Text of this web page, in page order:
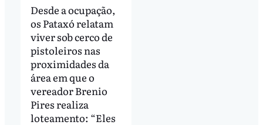
Desde a ocupação,
os Pataxó relatam
viver sob cerco de
pistoleiros nas
proximidades da
área em que o
vereador Brenio
Pires realiza
loteamento: “Eles